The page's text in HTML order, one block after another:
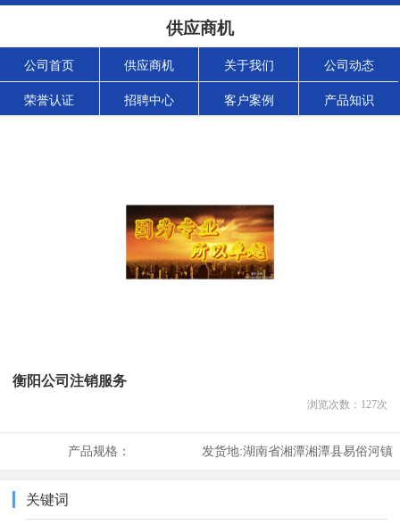
供应商机
公司首页 供应商机 关于我们 公司动态
荣誉认证 招聘中心 客户案例 产品知识
衡阳公司注销服务
浏览次数： 127次
产品规格： 发货地:湖南省湘潭湘潭县易俗河镇
关键词